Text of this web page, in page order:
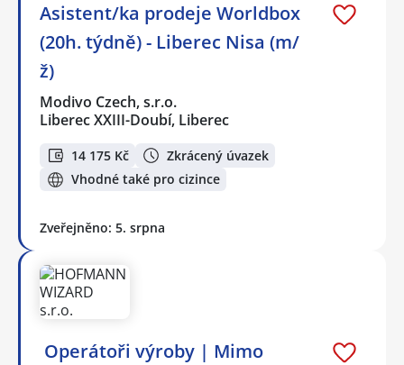
Asistent/ka prodeje Worldbox
(20h. týdně) - Liberec Nisa (m/
ž)
Modivo Czech, s.r.o.
Liberec XXIII-Doubí, Liberec
14 175 Kč
Zkrácený úvazek
Vhodné také pro cizince
Zveřejněno: 5. srpna
️ Operátoři výroby | Mimo